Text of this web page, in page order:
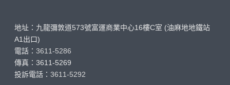
地址：九龍彌敦道573號富運商業中心16樓C室 (油麻地地鐵站
A1出口)
電話：3611-5286
傳真：3611-5269
投訴電話：3611-5292